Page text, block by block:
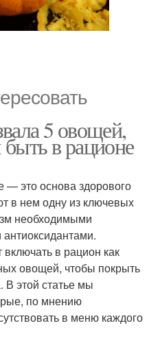
5 овощей,
в рационе
— это основа здорового
в нем одну из ключевых
необходимыми
в рацион как
овощей, чтобы покрыть
В этой статье мы
по мнению
в меню каждого